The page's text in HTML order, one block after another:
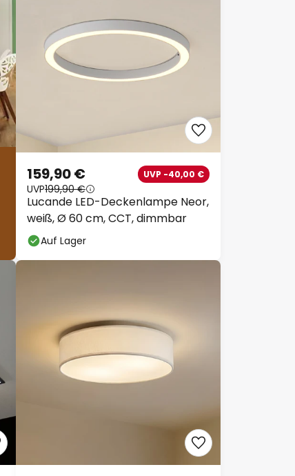
Lucande LED-Deckenlampe Neor,
weiß, Ø 60 cm, CCT, dimmbar
159,90 € UVP -40,00 €
UVP199,90 €
Auf Lager